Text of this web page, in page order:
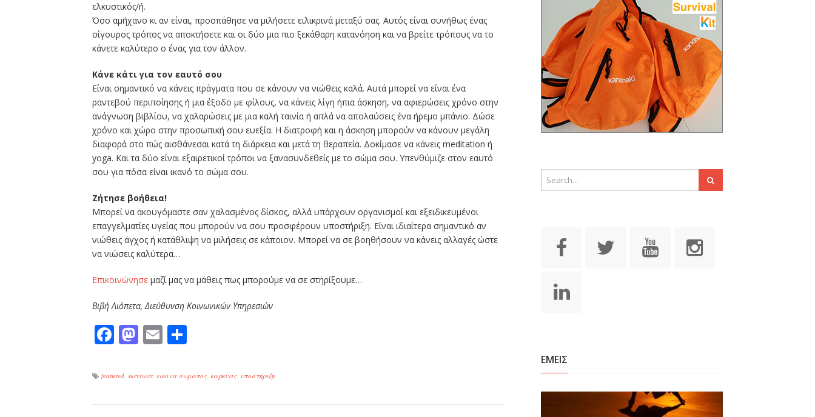
ελκυστικός/ή.
Όσο αμήχανο κι αν είναι, προσπάθησε να μιλήσετε ειλικρινά μεταξύ σας. Αυτός είναι συνήθως ένας
σίγουρος τρόπος να αποκτήσετε και οι δύο μια πιο ξεκάθαρη κατανόηση και να βρείτε τρόπους να το
κάνετε καλύτερο ο ένας για τον άλλον.
Κάνε κάτι για τον εαυτό σου
Είναι σημαντικό να κάνεις πράγματα που σε κάνουν να νιώθεις καλά. Αυτά μπορεί να είναι ένα
ραντεβού περιποίησης ή μια έξοδο με φίλους, να κάνεις λίγη ήπια άσκηση, να αφιερώσεις χρόνο στην
ανάγνωση βιβλίου, να χαλαρώσεις με μια καλή ταινία ή απλά να απολαύσεις ένα ήρεμο μπάνιο. Δώσε
χρόνο και χώρο στην προσωπική σου ευεξία. Η διατροφή και η άσκηση μπορούν να κάνουν μεγάλη
διαφορά στο πώς αισθάνεσαι κατά τη διάρκεια και μετά τη θεραπεία. Δοκίμασε να κάνεις meditation ή
yoga. Και τα δύο είναι εξαιρετικοί τρόποι να ξανασυνδεθείς με το σώμα σου. Yπενθύμιζε στον εαυτό
σου για πόσα είναι ικανό το σώμα σου.
Ζήτησε βοήθεια!
Μπορεί να ακουγόμαστε σαν χαλασμένος δίσκος, αλλά υπάρχουν οργανισμοί και εξειδικευμένοι
επαγγελματίες υγείας που μπορούν να σου προσφέρουν υποστήριξη. Είναι ιδιαίτερα σημαντικό αν
νιώθεις άγχος ή κατάθλιψη να μιλήσεις σε κάποιον. Μπορεί να σε βοηθήσουν να κάνεις αλλαγές ώστε
να νιώσεις καλύτερα…
Επικοινώνησε μαζί μας να μάθεις πως μπορούμε να σε στηρίξουμε…
Βιβή Λιόπετα, Διεύθυνση Κοινωνικών Υπηρεσιών
Facebook
Mastodon
Email
featured, survivors, εικονα σωματος, καρκινις, υποστήριξη
ΕΜΕΙΣ